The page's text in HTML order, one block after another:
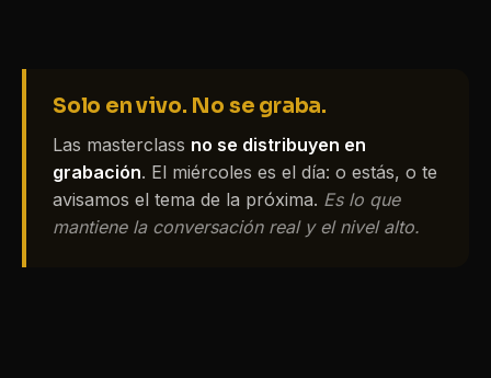
Solo en vivo. No se graba.
Las masterclass no se distribuyen en
grabación. El miércoles es el día: o estás, o te
avisamos el tema de la próxima. Es lo que
mantiene la conversación real y el nivel alto.